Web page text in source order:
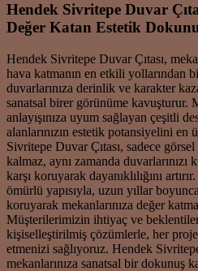
Hendek Sivritepe Duvar
Değer Katan Estetik
Hendek Sivritepe Duvar Çıtası,
hava katmanın en etkili yollarından
duvarlarınıza derinlik ve karakter
sanatsal birer görünüme kavuşturur.
anlayışınıza uyum sağlayan çeşitli
alanlarınızın estetik potansiyelini en
Sivritepe Duvar Çıtası, sadece
kalmaz, aynı zamanda
karşı koruyarak dayanıklılığını
ömürlü yapısıyla, uzun yıllar
koruyarak mekanlarınıza değer
Müşterilerimizin ihtiyaç ve
kişiselleştirilmiş çözümlerle, her
etmenizi sağlıyoruz. Hendek
mekanlarınıza sanatsal bir dokunuş